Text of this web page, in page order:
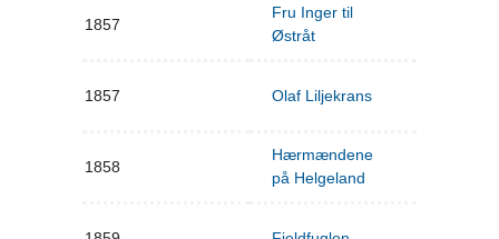
1857
Fru Inger til
Østråt
1857 Olaf Liljekrans
1858
Hærmændene
på Helgeland